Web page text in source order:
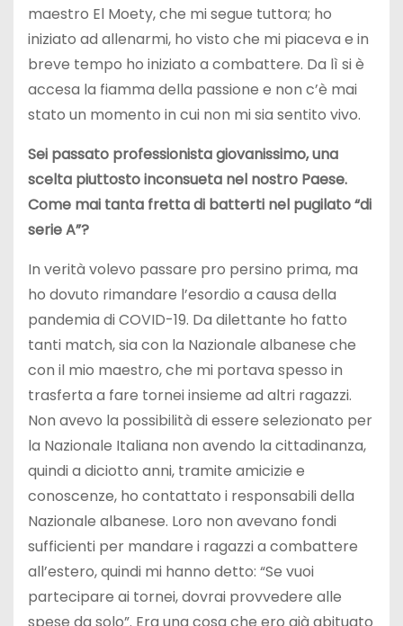
maestro El Moety, che mi segue tuttora; ho
iniziato ad allenarmi, ho visto che mi piaceva e in
breve tempo ho iniziato a combattere. Da lì si è
accesa la fiamma della passione e non c’è mai
stato un momento in cui non mi sia sentito vivo.
Sei passato professionista giovanissimo, una
scelta piuttosto inconsueta nel nostro Paese.
Come mai tanta fretta di batterti nel pugilato “di
serie A”?
In verità volevo passare pro persino prima, ma
ho dovuto rimandare l’esordio a causa della
pandemia di COVID-19. Da dilettante ho fatto
tanti match, sia con la Nazionale albanese che
con il mio maestro, che mi portava spesso in
trasferta a fare tornei insieme ad altri ragazzi.
Non avevo la possibilità di essere selezionato per
la Nazionale Italiana non avendo la cittadinanza,
quindi a diciotto anni, tramite amicizie e
conoscenze, ho contattato i responsabili della
Nazionale albanese. Loro non avevano fondi
sufficienti per mandare i ragazzi a combattere
all’estero, quindi mi hanno detto: “Se vuoi
partecipare ai tornei, dovrai provvedere alle
spese da solo”. Era una cosa che ero già abituato